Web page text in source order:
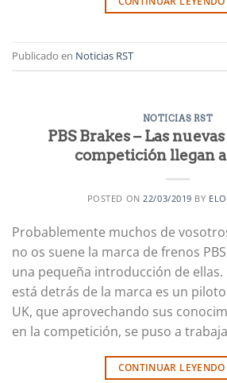
Publicado en Noticias RST
NOTICIAS RST
PBS Brakes – Las
competición llegan a
POSTED ON22/03/2019 BY
Probablemente muchos de
no os suene la marca de frenos
una pequeña introducción de ellas.
está detrás de la marca es un
UK, que aprovechando sus
en la competición, se puso a
CONTINUAR LEYENDO